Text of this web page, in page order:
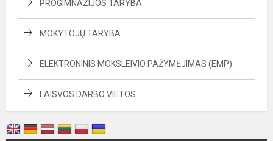
PROGIMNAZIJOS TARYBA
MOKYTOJŲ TARYBA
ELEKTRONINIS MOKSLEIVIO PAŽYMĖJIMAS (EMP)
LAISVOS DARBO VIETOS